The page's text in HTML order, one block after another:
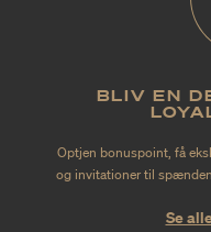
BLIV EN
Optjen bonuspoint, få
og invitationer til
Se